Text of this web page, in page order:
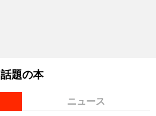
話題の本
ニュース